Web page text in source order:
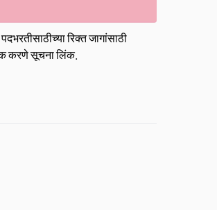
रिक्त जागांसाठी
करणे सूचना लिंक.